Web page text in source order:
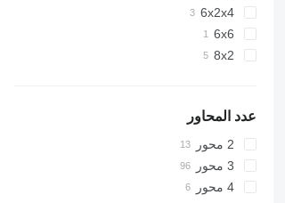
6x2x4
6x6
8x2
عدد المحاور
2 محور
3 محور
4 محور